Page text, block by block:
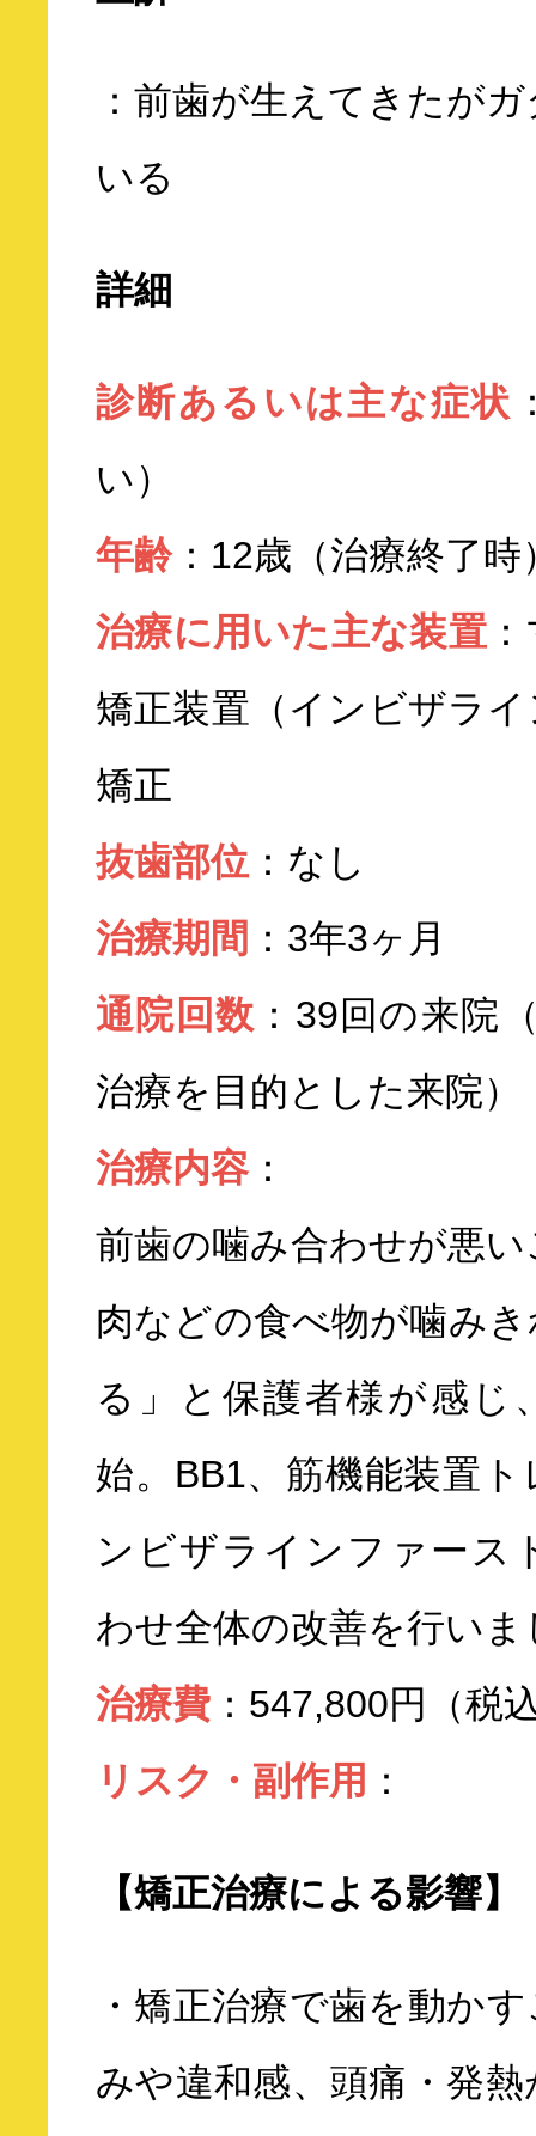
：前歯が生えてきたが
いる
詳細
診断あるいは主な症状
い）
年齢：12歳（治療終了時
治療に用いた主な装置：
矯正装置（インビザラ
矯正
抜歯部位：なし
治療期間 ：3年3ヶ月
通院回数 ：39回の来院
治療を目的とした来院）
治療内容：
前歯の噛み合わせが悪
肉などの食べ物が噛み
る」と保護者様が感じ
始。BB1、筋機能装置
ンビザラインファース
わせ全体の改善を行いま
治療費 ：547,800円（税
リスク・副作用 ：
【矯正治療による影響】
・矯正治療で歯を動か
みや違和感、頭痛・発